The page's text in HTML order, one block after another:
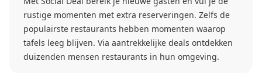
rustige momenten met extra reserveringen. Zelfs de
populairste restaurants hebben momenten waarop
tafels leeg blijven. Via aantrekkelijke deals ontdekken
duizenden mensen restaurants in hun omgeving.